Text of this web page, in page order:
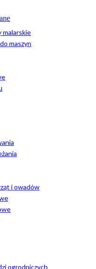
maszyn
i owadów
ogrodniczych